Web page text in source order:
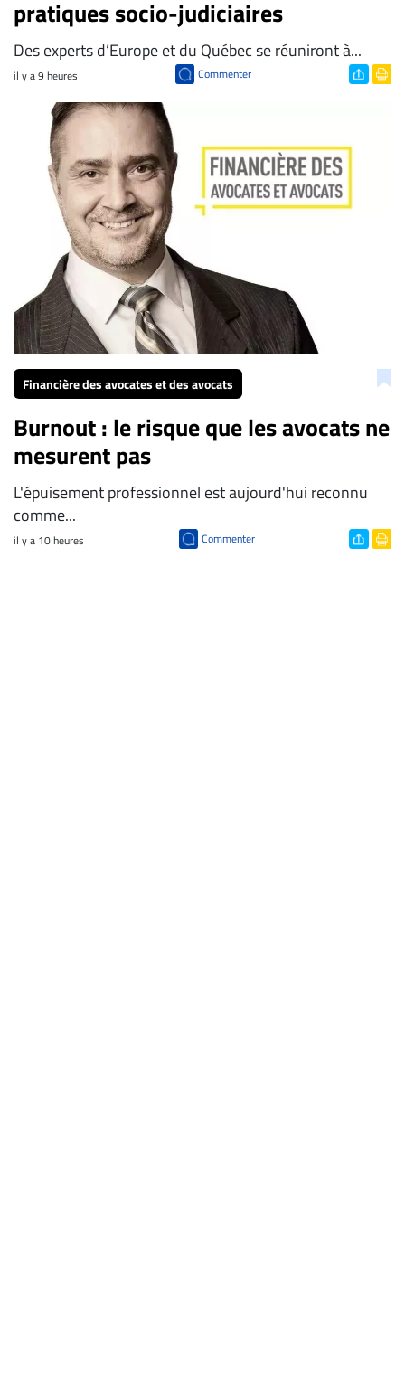
pratiques socio-judiciaires
Des experts d’Europe et du Québec se réuniront à...
il y a 9 heures Commenter
Financière des avocates et des avocats
Burnout : le risque que les avocats ne
mesurent pas
L'épuisement professionnel est aujourd'hui reconnu
comme...
il y a 10 heures Commenter